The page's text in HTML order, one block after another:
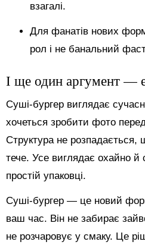
взагалі.
Для фанатів нових
рол і не банальний
І ще один аргумент —
Суші-бургер виглядає
хочеться зробити фото
Структура не
тече. Усе виглядає охайно й
простій упаковці.
Суші-бургер — це новий
ваш час. Він не забирає
не розчаровує у смаку. Це